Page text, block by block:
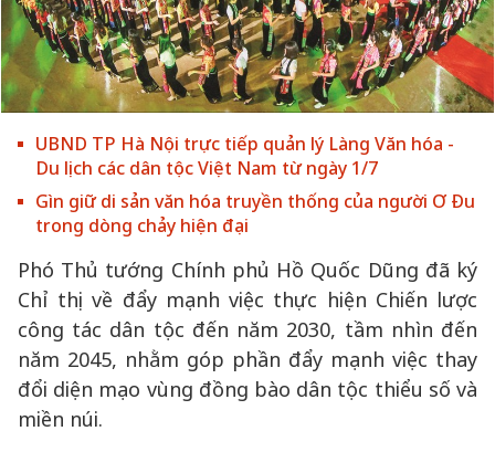
UBND TP Hà Nội trực tiếp quản lý Làng Văn hóa -
Du lịch các dân tộc Việt Nam từ ngày 1/7
Gìn giữ di sản văn hóa truyền thống của người Ơ Đu
trong dòng chảy hiện đại
Phó Thủ tướng Chính phủ Hồ Quốc Dũng đã ký
Chỉ thị về đẩy mạnh việc thực hiện Chiến lược
công tác dân tộc đến năm 2030, tầm nhìn đến
năm 2045, nhằm góp phần đẩy mạnh việc thay
đổi diện mạo vùng đồng bào dân tộc thiểu số và
miền núi.